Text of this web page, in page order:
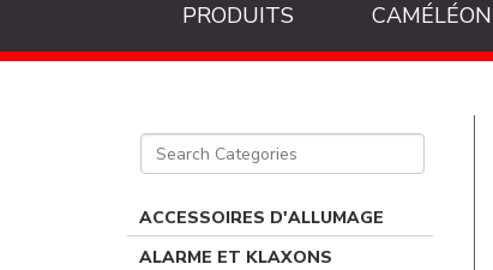
PRODUITS CAMÉLÉON
ACCESSOIRES D'ALLUMAGE
ALARME ET KLAXONS